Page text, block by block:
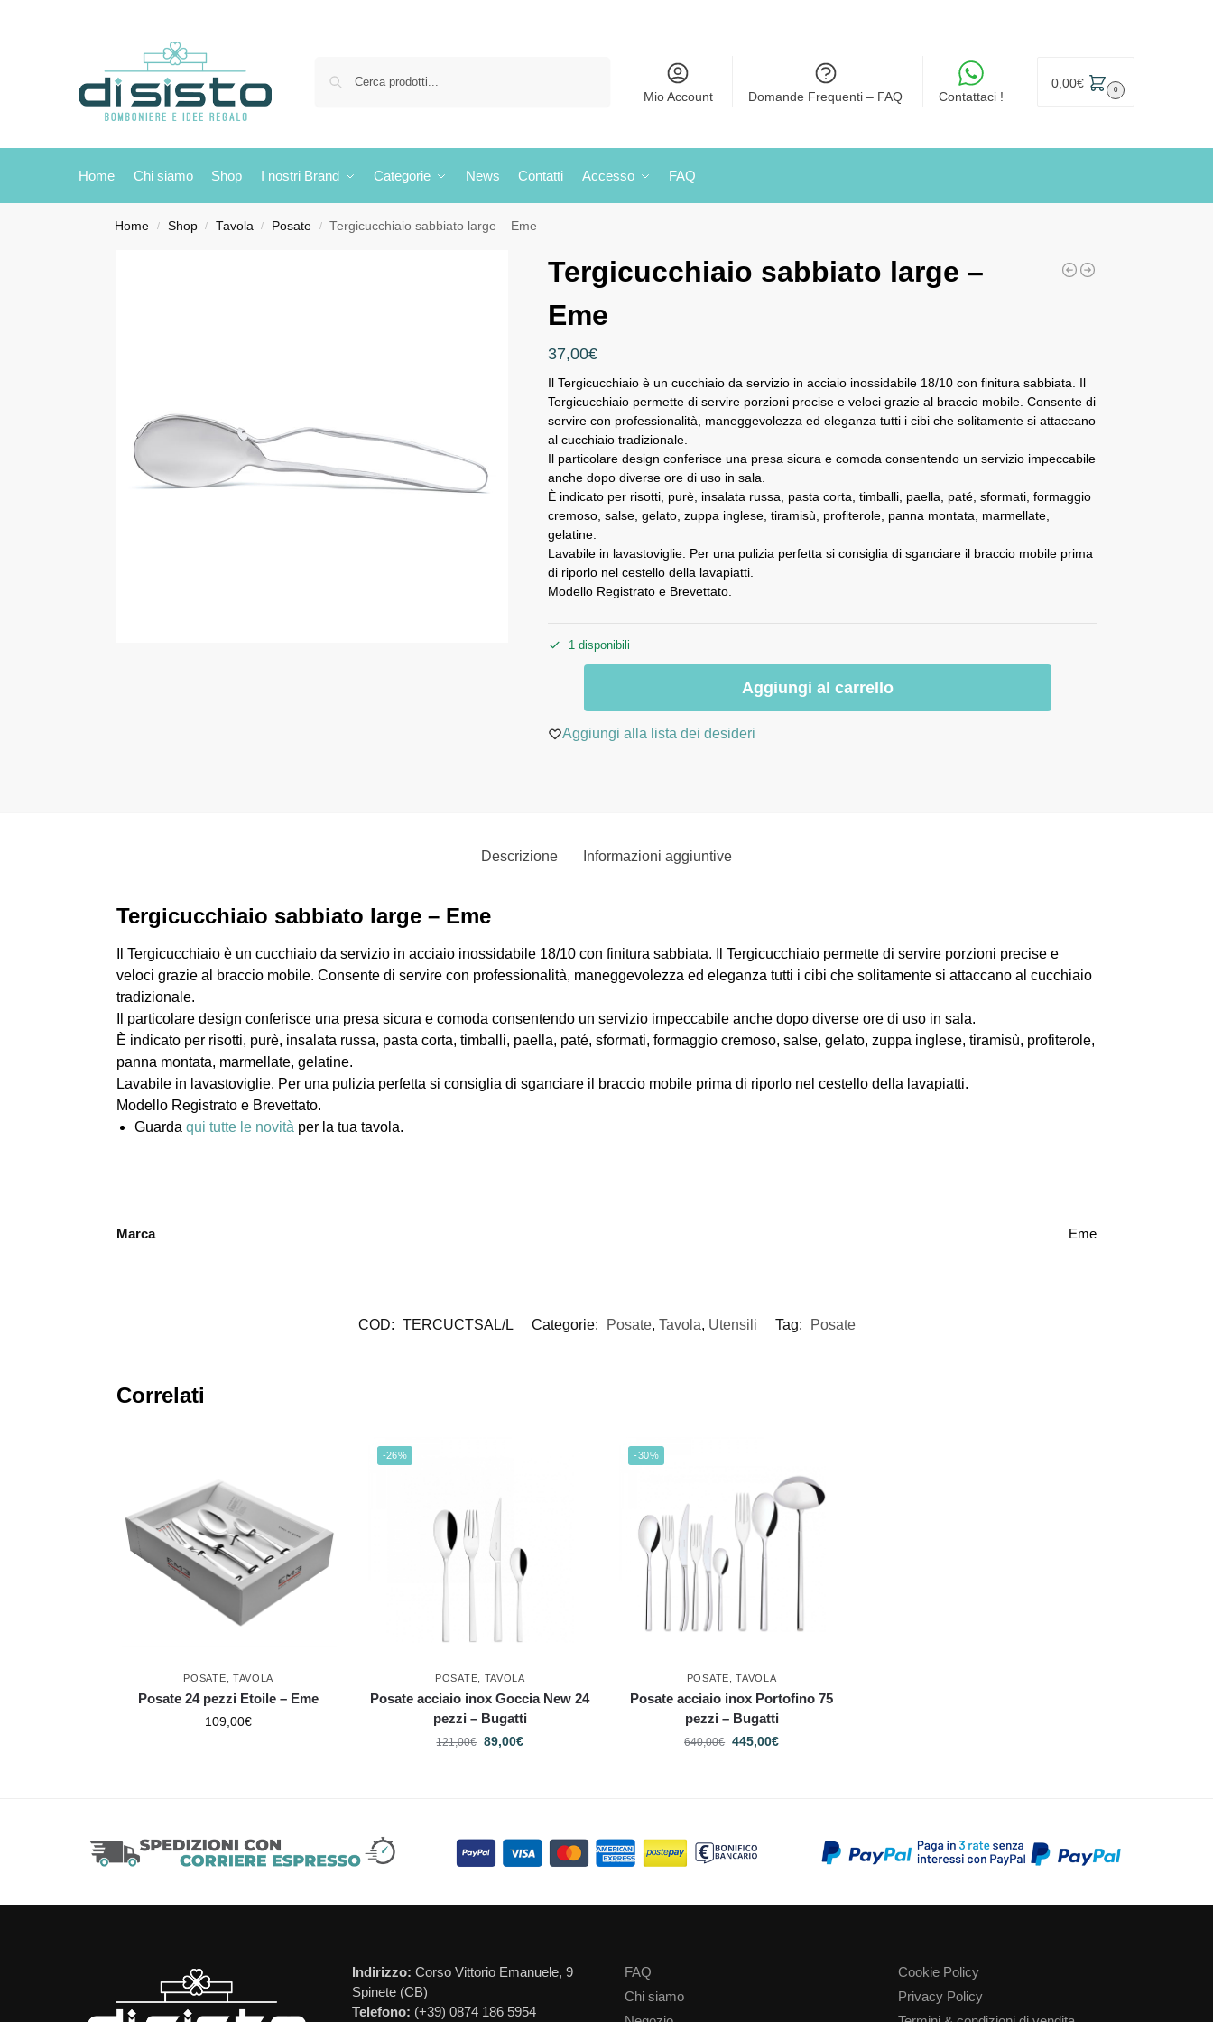
Mio Account Domande Frequenti – FAQ Contattaci !
0,00€ 0
Home Chi siamo Shop I nostri Brand Categorie News Contatti Accesso FAQ
Home / Shop / Tavola / Posate / Tergicucchiaio sabbiato large – Eme
Tergicucchiaio sabbiato large –
Eme
37,00€
Il Tergicucchiaio è un cucchiaio da servizio in acciaio inossidabile 18/10 con finitura sabbiata. Il
Tergicucchiaio permette di servire porzioni precise e veloci grazie al braccio mobile. Consente di
servire con professionalità, maneggevolezza ed eleganza tutti i cibi che solitamente si attaccano
al cucchiaio tradizionale.
Il particolare design conferisce una presa sicura e comoda consentendo un servizio impeccabile
anche dopo diverse ore di uso in sala.
È indicato per risotti, purè, insalata russa, pasta corta, timballi, paella, paté, sformati, formaggio
cremoso, salse, gelato, zuppa inglese, tiramisù, profiterole, panna montata, marmellate,
gelatine.
Lavabile in lavastoviglie. Per una pulizia perfetta si consiglia di sganciare il braccio mobile prima
di riporlo nel cestello della lavapiatti.
Modello Registrato e Brevettato.
1 disponibili
Aggiungi al carrello
Aggiungi alla lista dei desideri
Descrizione Informazioni aggiuntive
Tergicucchiaio sabbiato large – Eme
Il Tergicucchiaio è un cucchiaio da servizio in acciaio inossidabile 18/10 con finitura sabbiata. Il Tergicucchiaio permette di servire porzioni precise e
veloci grazie al braccio mobile. Consente di servire con professionalità, maneggevolezza ed eleganza tutti i cibi che solitamente si attaccano al cucchiaio
tradizionale.
Il particolare design conferisce una presa sicura e comoda consentendo un servizio impeccabile anche dopo diverse ore di uso in sala.
È indicato per risotti, purè, insalata russa, pasta corta, timballi, paella, paté, sformati, formaggio cremoso, salse, gelato, zuppa inglese, tiramisù, profiterole,
panna montata, marmellate, gelatine.
Lavabile in lavastoviglie. Per una pulizia perfetta si consiglia di sganciare il braccio mobile prima di riporlo nel cestello della lavapiatti.
Modello Registrato e Brevettato.
Guarda qui tutte le novità per la tua tavola.
Marca Eme
COD: TERCUCTSAL/L Categorie: Posate, Tavola, Utensili Tag: Posate
Correlati
POSATE, TAVOLA
Posate 24 pezzi Etoile – Eme
109,00€
-26%
POSATE, TAVOLA
Posate acciaio inox Goccia New 24
pezzi – Bugatti
121,00€ 89,00€
-30%
POSATE,TAVOLA
Posate acciaio inox Portofino 75
pezzi – Bugatti
640,00€ 445,00€
Indirizzo: Corso Vittorio Emanuele, 9
Spinete (CB)
Telefono: (+39) 0874 186 5954
FAQ
Chi siamo
Cookie Policy
Privacy Policy